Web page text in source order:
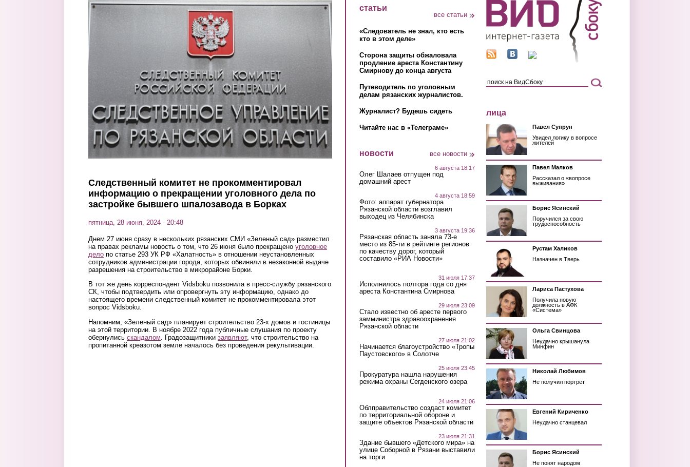
Перейти к основному содержанию
Следственный комитет не прокомментировал
информацию о прекращении уголовного дела по
застройке бывшего шпалозавода в Борках
пятница, 28 июня, 2024 - 20:48
Днем 27 июня сразу в нескольких рязанских СМИ «Зеленый сад» разместил
на правах рекламы новость о том, что 26 июня было прекращено уголовное
дело по статье 293 УК РФ «Халатность» в отношении неустановленных
сотрудников администрации города, которых обвиняли в незаконной выдаче
разрешения на строительство в микрорайоне Борки.
В тот же день корреспондент Vidsboku позвонила в пресс-службу рязанского
СК, чтобы подтвердить или опровергнуть эту информацию, однако до
настоящего времени следственный комитет не прокомментировала этот
вопрос Vidsboku.
Напомним, «Зеленый сад» планирует строительство 23-х домов и гостиницы
на этой территории. В ноябре 2022 года публичные слушания по проекту
обернулись скандалом . Градозащитники заявляют, что строительство на
пропитанной креазотом земле началось без проведения рекультивации.
статьи
все статьи
«Следователь не знал, кто есть
кто в этом деле»
Сторона защиты обжаловала
продление ареста Константину
Смирнову до конца августа
Путеводитель по уголовным
делам рязанских журналистов.
Журналист? Будешь сидеть
Читайте нас в «Телеграме»
новости все новости
6 августа 18:17
Олег Шалаев отпущен под
домашний арест
4 августа 18:59
Фото: аппарат губернатора
Рязанской области возглавил
выходец из Челябинска
3 августа 19:36
Рязанская область заняла 73-е
место из 85-ти в рейтинге регионов
по качеству дорог, который
составило «РИА Новости»
31 июля 17:37
Исполнилось полтора года со дня
ареста Константина Смирнова
29 июля 23:09
Стало известно об аресте первого
замминистра здравоохранения
Рязанской области
27 июля 21:02
Начинается благоустройство «Тропы
Паустовского» в Солотче
25 июля 23:45
Прокуратура нашла нарушения
режима охраны Сегденского озера
24 июля 21:06
Облправительство создаст комитет
по территориальной обороне и
защите объектов Рязанской области
23 июля 21:31
Здание бывшего «Детского мира» на
улице Соборной в Рязани выставили
на торги
лица
Павел Супрун
Увидел логику в вопросе
жителей
Павел Малков
Рассказал о «вопросе
выживания»
Борис Ясинский
Поручился за свою
трудоспособность
Рустам Халиков
Назначен в Тверь
Лариса Пастухова
Получила новую
должность в АФК
«Система»
Ольга Свинцова
Неудачно крышанула
Минфин
Николай Любимов
Не получил портрет
Евгений Кириченко
Неудачно станцевал
Борис Ясинский
Не понят народом